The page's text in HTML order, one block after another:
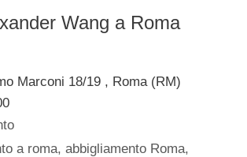
Wang a Roma
Marconi 18/19 , Roma (RM)
a roma,abbigliamento Roma,